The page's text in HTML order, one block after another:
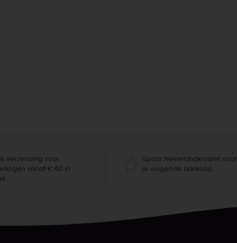
verzending voor
vanaf € 60 in
Spaar Neverlandkrediet voor
je volgende aankoop